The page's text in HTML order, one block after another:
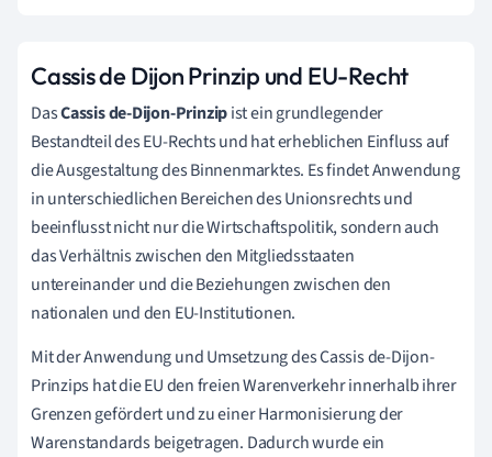
Cassis de Dijon Prinzip und EU-Recht
DasCassis de-Dijon-Prinzipist ein grundlegender
Bestandteil des EU-Rechts und hat erheblichen Einfluss auf
die Ausgestaltung des Binnenmarktes. Es findet Anwendung
in unterschiedlichen Bereichen des Unionsrechts und
beeinflusst nicht nur die Wirtschaftspolitik, sondern auch
das Verhältnis zwischen den Mitgliedsstaaten
untereinander und die Beziehungen zwischen den
nationalen und den EU-Institutionen.
Mit der Anwendung und Umsetzung des Cassis de-Dijon-
Prinzips hat die EU den freien Warenverkehr innerhalb ihrer
Grenzen gefördert und zu einer Harmonisierung der
Warenstandards beigetragen. Dadurch wurde ein